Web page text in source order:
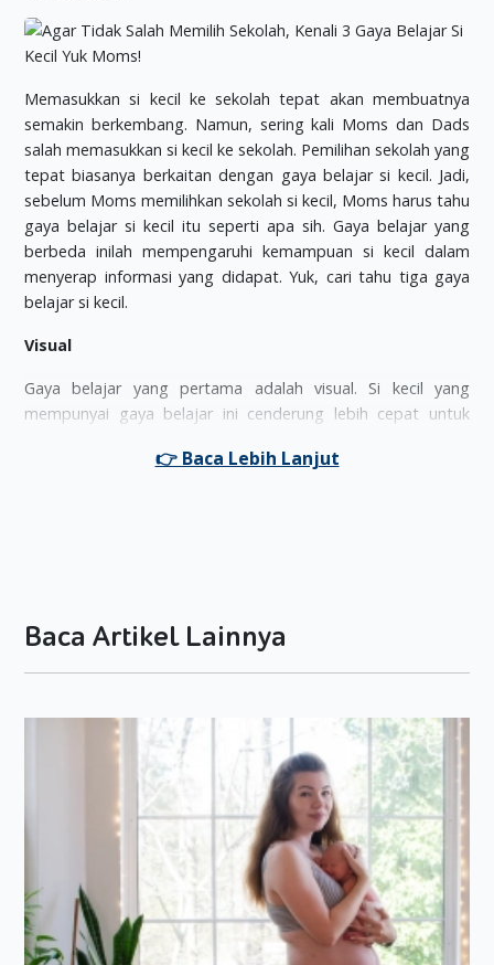
Memasukkan si kecil ke sekolah tepat akan membuatnya
semakin berkembang. Namun, sering kali Moms dan Dads
salah memasukkan si kecil ke sekolah. Pemilihan sekolah yang
tepat biasanya berkaitan dengan gaya belajar si kecil. Jadi,
sebelum Moms memilihkan sekolah si kecil, Moms harus tahu
gaya belajar si kecil itu seperti apa sih. Gaya belajar yang
berbeda inilah mempengaruhi kemampuan si kecil dalam
menyerap informasi yang didapat. Yuk, cari tahu tiga gaya
belajar si kecil.
Visual
Gaya belajar yang pertama adalah visual. Si kecil yang
mempunyai gaya belajar ini cenderung lebih cepat untuk
atau visualnya. Pengamatan si kecil amat baik dibandingkan
auditory? Si kecil yang memiliki gaya belajar ini biasanya
cenderung lebih mudah menyerap pelajaran dan informasi
melalui pendengaran. Si kecil mengandalkan pendengarannya
untuk belajar. Si kecil lebih suka mendengarkan cerita dan
merespon instruksi secara oral. Bila Moms memberikan
pelajaran secara oral, biasanya si kecil lebih mudah
menangkapnya. Hindarilah bunyi – bunyian yang
mengganggu konsentrasi si kecil karena konsentrasi saat
belajar mereka akan terpecah dengan adanya suara.
Baca Artikel Lainnya